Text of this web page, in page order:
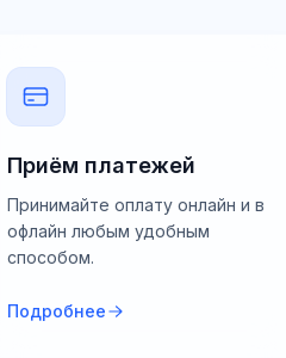
Приём платежей
Принимайте оплату онлайн и в
офлайн любым удобным
способом.
Подробнее